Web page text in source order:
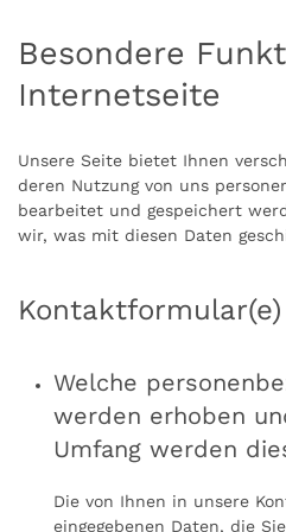
Besondere
Internetseite
Unsere Seite bietet Ihnen
deren Nutzung von uns
bearbeitet und gespeichert
wir, was mit diesen Daten
Kontaktformular(e)
Welche
werden erhoben
Umfang werden
Die von Ihnen in unsere
eingegebenen Daten, die